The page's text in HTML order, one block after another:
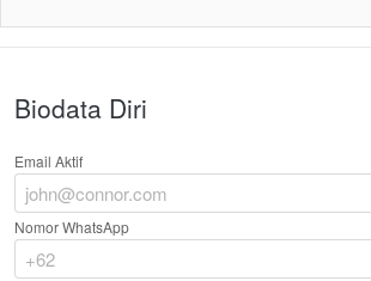
Biodata Diri
Email Aktif
Nomor WhatsApp